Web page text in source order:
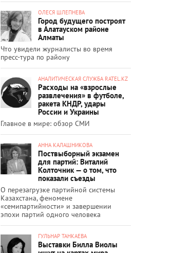
ОЛЕСЯ ШЛЕПНЕВА
Город будущего построят
в Алатауском районе
Алматы
Что увидели журналисты во время
пресс-тура по району
АНАЛИТИЧЕСКАЯ СЛУЖБА RATEL.KZ
Расходы на «взрослые
развлечения» в футболе,
ракета КНДР, удары
России и Украины
Главное в мире: обзор СМИ
АННА КАЛАШНИКОВА
Поствыборный экзамен
для партий: Виталий
Колточник — о том, что
показали съезды
О перезагрузке партийной системы
Казахстана, феномене
«семипартийности» и завершении
эпохи партий одного человека
ГУЛЬНАР ТАНКАЕВА
Выставки Билла Виолы